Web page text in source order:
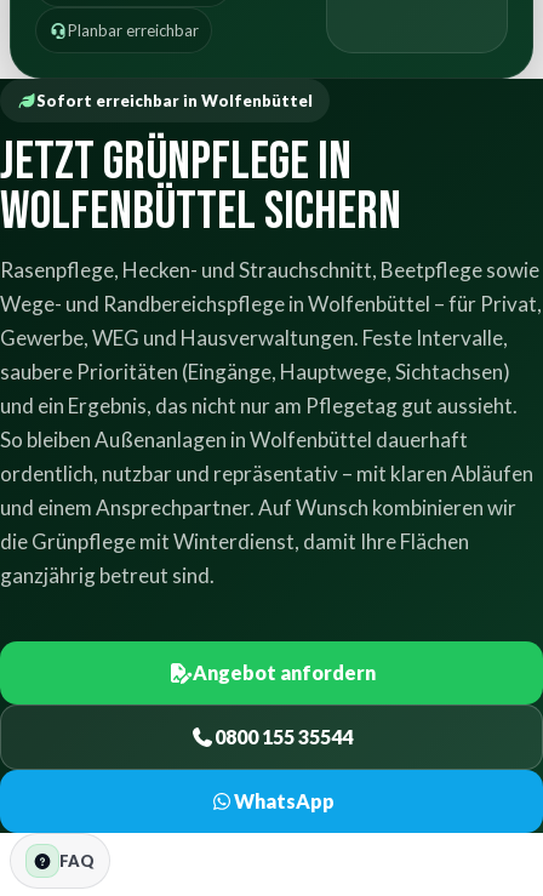
Planbar erreichbar
Sofort erreichbar in Wolfenbüttel
Jetzt Grünpflege in
Wolfenbüttel sichern
Rasenpflege, Hecken- und Strauchschnitt, Beetpflege sowie
Wege- und Randbereichspflege in Wolfenbüttel – für Privat,
Gewerbe, WEG und Hausverwaltungen. Feste Intervalle,
saubere Prioritäten (Eingänge, Hauptwege, Sichtachsen)
und ein Ergebnis, das nicht nur am Pflegetag gut aussieht.
So bleiben Außenanlagen in Wolfenbüttel dauerhaft
ordentlich, nutzbar und repräsentativ – mit klaren Abläufen
und einem Ansprechpartner. Auf Wunsch kombinieren wir
die Grünpflege mit Winterdienst, damit Ihre Flächen
ganzjährig betreut sind.
Angebot anfordern
0800 155 35544
WhatsApp
FAQ